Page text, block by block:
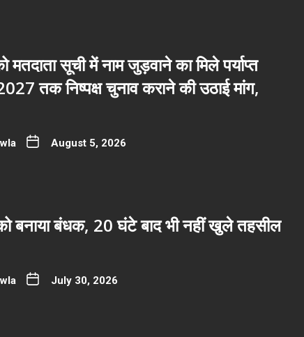
मतदाता सूची में नाम जुड़वाने का मिले पर्याप्त
तक निष्पक्ष चुनाव कराने की उठाई मांग,
August 5, 2026
बनाया बंधक, 20 घंटे बाद भी नहीं खुले तहसील
July 30, 2026